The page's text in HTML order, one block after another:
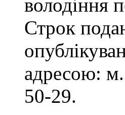
володіння
Строк
адресою: м.
50-29.